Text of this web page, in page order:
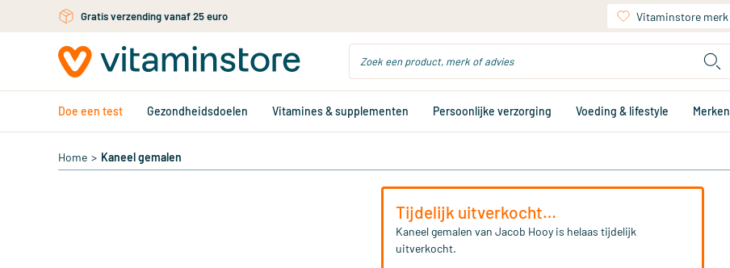
Ga naar de hoofdinhoudGratis verzending vanaf 25 euro Vitaminstore merk
Doe een test Gezondheidsdoelen Vitamines & supplementen Persoonlijke verzorging Voeding & lifestyle Merken
Home > Kaneel gemalen
Tijdelijk uitverkocht…
Kaneel gemalen van Jacob Hooy is helaas tijdelijk
uitverkocht.